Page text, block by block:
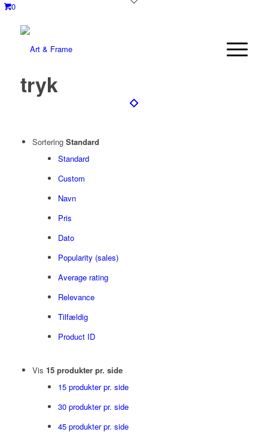
0
tryk
Sortering Standard
Standard
Custom
Navn
Pris
Dato
Popularity (sales)
Average rating
Relevance
Tilfældig
Product ID
Vis 15 produkter pr. side
15 produkter pr. side
30 produkter pr. side
45 produkter pr. side